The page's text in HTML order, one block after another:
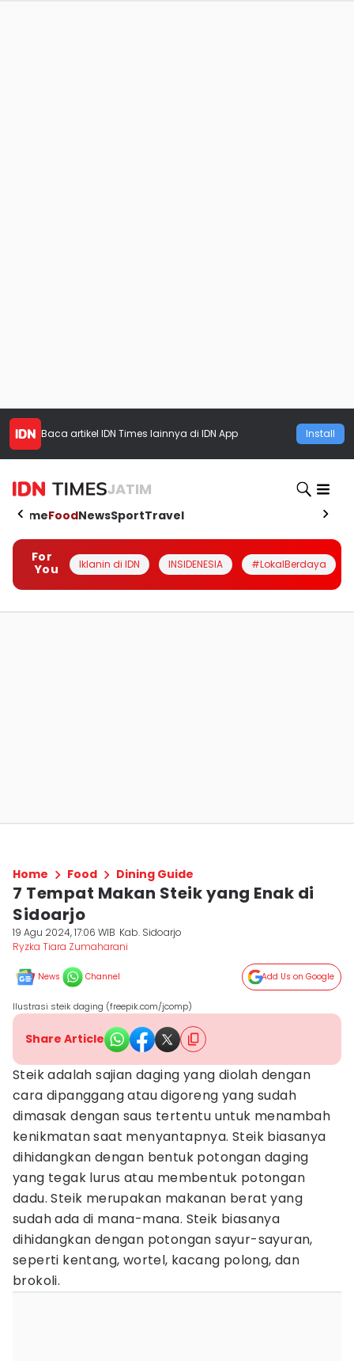
Baca artikel IDN Times lainnya di IDN App Install
JATIM
HomeFoodNewsSportTravel
For
You
Iklanin di IDN INSIDENESIA #LokalBerdaya
Home Food Dining Guide
7 Tempat Makan Steik yang Enak di
Sidoarjo
19 Agu 2024, 17:06 WIB Kab. Sidoarjo
Ryzka Tiara Zumaharani
News Channel Add Us on Google
Ilustrasi steik daging (freepik.com/jcomp)
Share Article
Steik adalah sajian daging yang diolah dengan
cara dipanggang atau digoreng yang sudah
dimasak dengan saus tertentu untuk menambah
kenikmatan saat menyantapnya. Steik biasanya
dihidangkan dengan bentuk potongan daging
yang tegak lurus atau membentuk potongan
dadu. Steik merupakan makanan berat yang
sudah ada di mana-mana. Steik biasanya
dihidangkan dengan potongan sayur-sayuran,
seperti kentang, wortel, kacang polong, dan
brokoli.